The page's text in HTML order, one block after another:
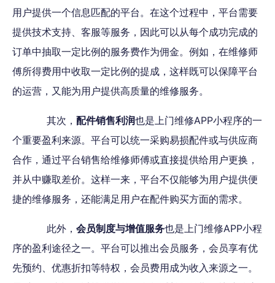
用户提供一个信息匹配的平台。在这个过程中，平台需要
提供技术支持、客服等服务，因此可以从每个成功完成的
订单中抽取一定比例的服务费作为佣金。例如，在维修师
傅所得费用中收取一定比例的提成，这样既可以保障平台
的运营，又能为用户提供高质量的维修服务。
其次， 配件销售利润也是上门维修APP小程序的一
个重要盈利来源。平台可以统一采购易损配件或与供应商
合作，通过平台销售给维修师傅或直接提供给用户更换，
并从中赚取差价。这样一来，平台不仅能够为用户提供便
捷的维修服务，还能满足用户在配件购买方面的需求。
此外， 会员制度与增值服务也是上门维修APP小程
序的盈利途径之一。平台可以推出会员服务，会员享有优
先预约、优惠折扣等特权，会员费用成为收入来源之一。